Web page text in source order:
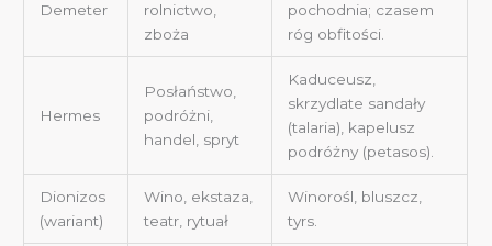
Demeter
rolnictwo,
zboża
pochodnia; czasem
róg obfitości.
Hermes
Posłaństwo,
podróżni,
handel, spryt
Kaduceusz,
skrzydlate sandały
(talaria), kapelusz
podróżny (petasos).
Dionizos
(wariant)
Wino, ekstaza,
teatr, rytuał
Winorośl, bluszcz,
tyrs.